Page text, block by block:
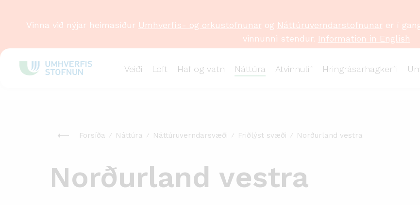
Veiði Loft Haf og vatn Náttúra Atvinnulíf Hringrásarhagkerfi
Vinna við nýjar heimasíður Umhverfis- og orkustofnunarog Náttúruverndarstofnunarer í
vinnunni stendur. Information in English
Forsíða Náttúra Náttúruverndarsvæði Friðlýst svæði Norðurland vestra
Norðurland vestra